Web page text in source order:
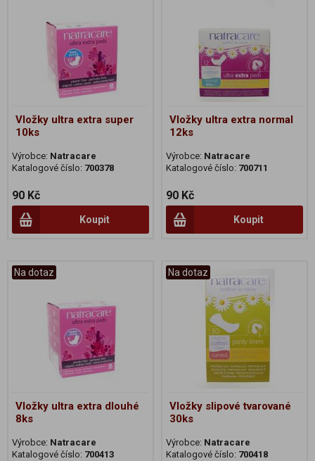
Vložky ultra extra super
10ks
Výrobce: Natracare
Katalogové číslo: 700378
90 Kč
Koupit
Vložky ultra extra normal
12ks
Výrobce: Natracare
Katalogové číslo: 700711
90 Kč
Koupit
Na dotaz
Vložky ultra extra dlouhé
8ks
Výrobce: Natracare
Katalogové číslo: 700413
Na dotaz
Vložky slipové tvarované
30ks
Výrobce: Natracare
Katalogové číslo: 700418